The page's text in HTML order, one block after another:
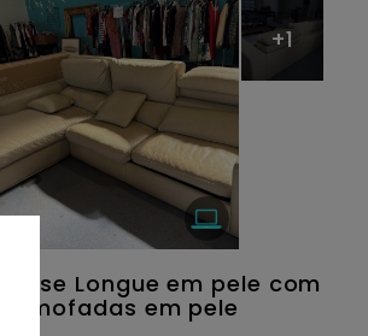
+1
Chaise Longue em pele com
2 almofadas em pele